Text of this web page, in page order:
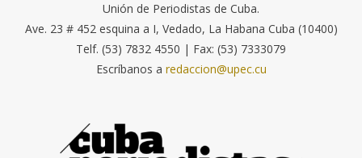
Unión de Periodistas de Cuba.
Ave. 23 # 452 esquina a I, Vedado, La Habana Cuba (10400)
Telf. (53) 7832 4550 | Fax: (53) 7333079
Escríbanos a redaccion@upec.cu